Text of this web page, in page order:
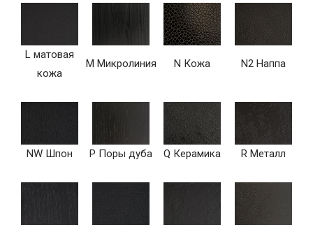
L матовая
кожа
M Микролиния N Кожа N2 Наппа
NW Шпон P Поры дуба Q Керамика R Металл